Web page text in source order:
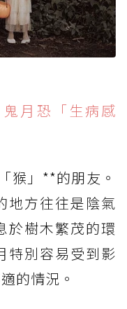
月恐「生病感
猴」**的朋友。
地方往往是陰氣
於樹木繁茂的環
特別容易受到影
的情況。